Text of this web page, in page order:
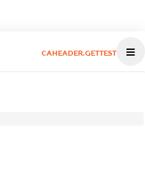
CAHEADER.GETTEST